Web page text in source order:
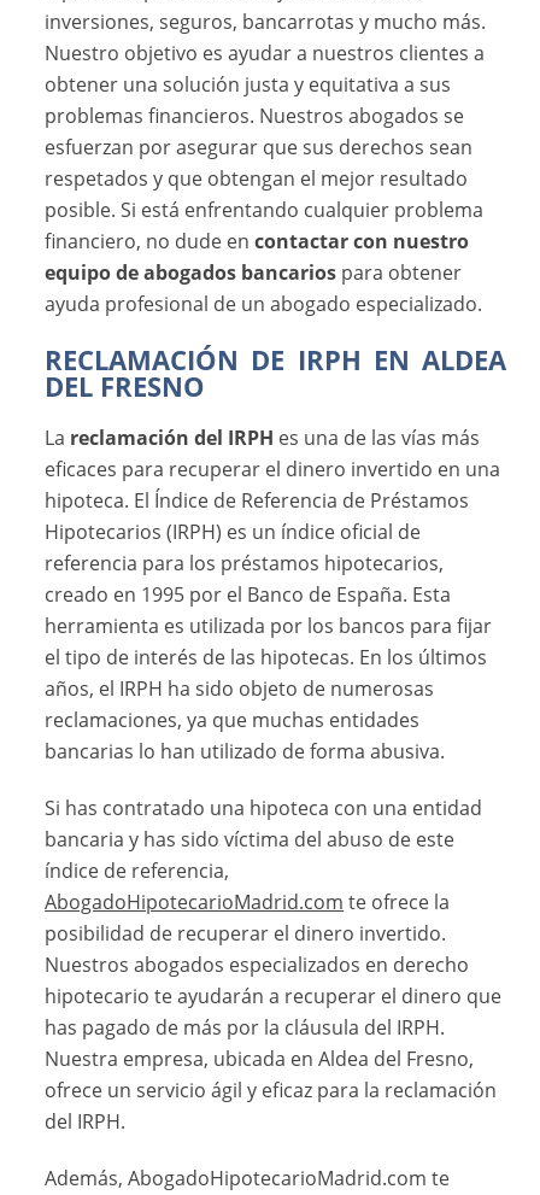
inversiones, seguros, bancarrotas y mucho más.
Nuestro objetivo es ayudar a nuestros clientes a
obtener una solución justa y equitativa a sus
problemas financieros. Nuestros abogados se
esfuerzan por asegurar que sus derechos sean
respetados y que obtengan el mejor resultado
posible. Si está enfrentando cualquier problema
financiero, no dude encontactar con nuestro
equipo de abogados bancarios para obtener
ayuda profesional de un abogado especializado.
RECLAMACIÓN DE IRPH EN ALDEA
DEL FRESNO
La reclamación del IRPH es una de las vías más
eficaces para recuperar el dinero invertido en una
hipoteca. El Índice de Referencia de Préstamos
Hipotecarios (IRPH) es un índice oficial de
referencia para los préstamos hipotecarios,
creado en 1995 por el Banco de España. Esta
herramienta es utilizada por los bancos para fijar
el tipo de interés de las hipotecas. En los últimos
años, el IRPH ha sido objeto de numerosas
reclamaciones, ya que muchas entidades
bancarias lo han utilizado de forma abusiva.
Si has contratado una hipoteca con una entidad
bancaria y has sido víctima del abuso de este
índice de referencia,
AbogadoHipotecarioMadrid.com te ofrece la
posibilidad de recuperar el dinero invertido.
Nuestros abogados especializados en derecho
hipotecario te ayudarán a recuperar el dinero que
has pagado de más por la cláusula del IRPH.
Nuestra empresa, ubicada en Aldea del Fresno,
ofrece un servicio ágil y eficaz para la reclamación
del IRPH.
Además, AbogadoHipotecarioMadrid.com te